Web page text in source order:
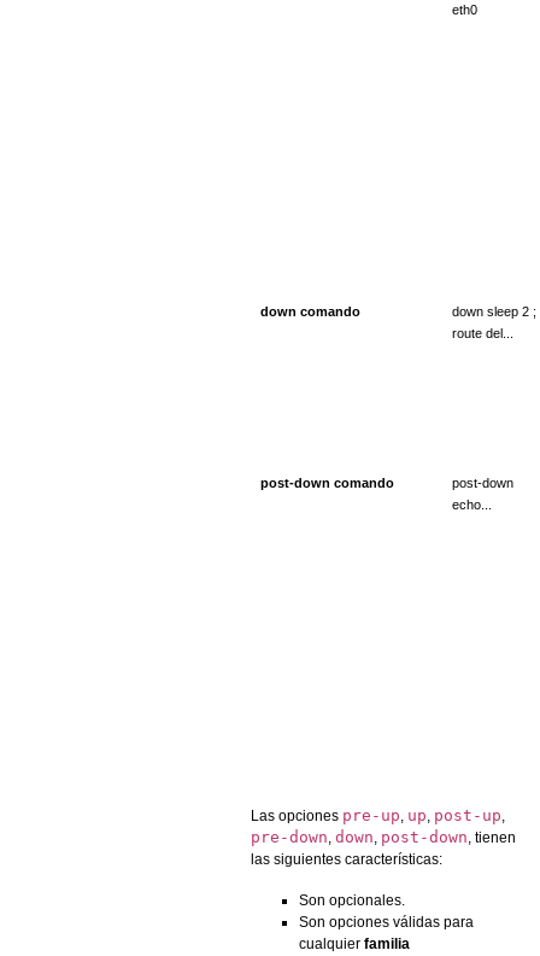
eth0
down comando
down sleep 2 ;
route del...
post-down comando
post-down
echo...
Las opciones pre-up, up, post-up,
pre-down, down, post-down, tienen
las siguientes características:
Son opcionales.
Son opciones válidas para
cualquier familia